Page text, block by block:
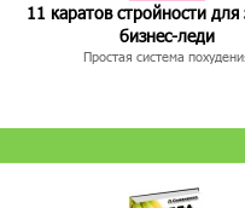
11 каратов стройности для
бизнес-леди
Простая система